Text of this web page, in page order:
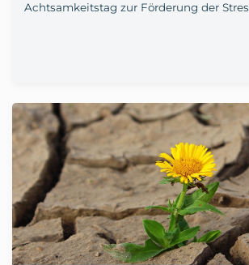
Achtsamkeitstag zur Förderung der